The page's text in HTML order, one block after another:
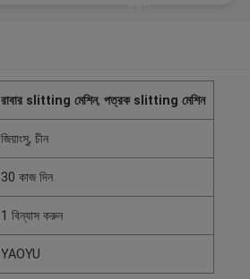
রাবার slitting মেশিন,পত্রক slitting মেশিন
জিয়াংসু, চীন
30 কাজ দিন
1 বিন্যাস করুন
YAOYU